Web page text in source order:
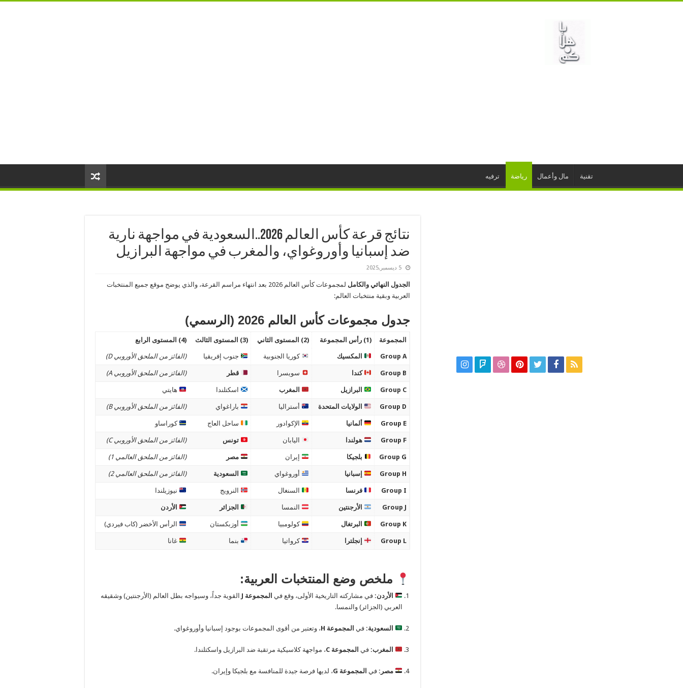
تقنية مال وأعمال رياضة ترفيه
نتائج قرعة كأس العالم 2026..السعودية في مواجهة نارية
ضد إسبانيا وأوروغواي، والمغرب في مواجهة البرازيل
5 ديسمبر,2025
الجدول النهائي والكامل
لمجموعات كأس العالم 2026 بعد انتهاء مراسم القرعة، والذي يوضح موقع جميع المنتخبات
العربية وبقية منتخبات العالم:
جدول مجموعات كأس العالم 2026 (الرسمي)
المجموعة (1) رأس المجموعة (2) المستوى الثاني (3) المستوى الثالث (4) المستوى الرابع
Group A المكسيك كوريا الجنوبية جنوب إفريقيا (الفائز من الملحق الأوروبي D)
Group B كندا سويسرا قطر (الفائز من الملحق الأوروبي A)
Group C البرازيل المغرب اسكتلندا هايتي
Group D الولايات المتحدة أستراليا باراغواي (الفائز من الملحق الأوروبي B)
Group E ألمانيا الإكوادور ساحل العاج كوراساو
Group F هولندا اليابان تونس (الفائز من الملحق الأوروبي C)
Group G بلجيكا إيران مصر (الفائز من الملحق العالمي 1)
Group H إسبانيا أوروغواي السعودية (الفائز من الملحق العالمي 2)
Group I فرنسا السنغال النرويج نيوزيلندا
Group J الأرجنتين النمسا الجزائر الأردن
Group K البرتغال كولومبيا أوزبكستان الرأس الأخضر (كاب فيردي)
Group L إنجلترا كرواتيا بنما غانا
ملخص وضع المنتخبات العربية:
الأردن:في مشاركته التاريخية الأولى، وقع في المجموعة J
القوية جداً، وسيواجه بطل العالم (الأرجنتين) وشقيقه
العربي (الجزائر) والنمسا.
السعودية:في المجموعة H ، وتعتبر من أقوى المجموعات بوجود إسبانيا وأوروغواي.
المغرب:في المجموعة C ، مواجهة كلاسيكية مرتقبة ضد البرازيل واسكتلندا.
مصر:في المجموعة G ، لديها فرصة جيدة للمنافسة مع بلجيكا وإيران.